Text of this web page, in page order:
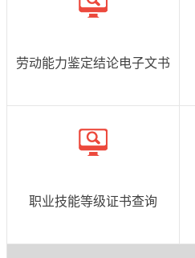
劳动能力鉴定结论电子文书
立即查询
职业技能等级证书查询